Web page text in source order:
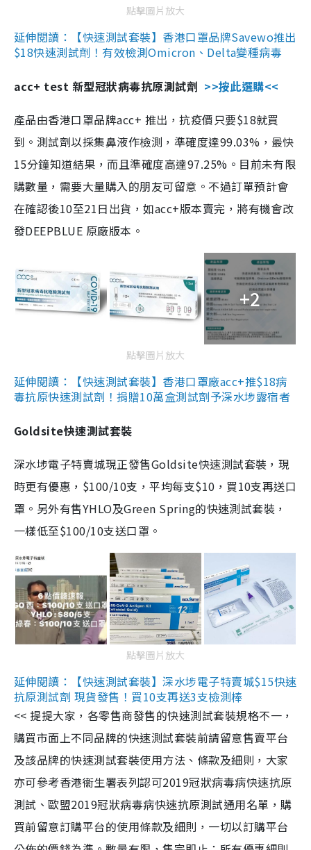
點擊圖片放大
延伸閱讀：【快速測試套裝】香港口罩品牌Savewo推出
$18快速測試劑！有效檢測Omicron、Delta變種病毒
acc+ test 新型冠狀病毒抗原測試劑 >>按此選購<<
產品由香港口罩品牌acc+ 推出，抗疫價只要$18就買
到。測試劑以採集鼻液作檢測，準確度達99.03%，最快
15分鐘知道結果，而且準確度高達97.25%。目前未有限
購數量，需要大量購入的朋友可留意。不過訂單預計會
在確認後10至21日出貨，如acc+版本賣完，將有機會改
發DEEPBLUE 原廠版本。
+2
點擊圖片放大
延伸閱讀：【快速測試套裝】香港口罩廠acc+推$18病
毒抗原快速測試劑！捐贈10萬盒測試劑予深水埗露宿者
Goldsite快速測試套裝
深水埗電子特賣城現正發售Goldsite快速測試套裝，現
時更有優惠，$100/10支，平均每支$10，買10支再送口
罩。另外有售YHLO及Green Spring的快速測試套裝，
一樣低至$100/10支送口罩。
點擊圖片放大
延伸閱讀：【快速測試套裝】深水埗電子特賣城$15快速
抗原測試劑 現貨發售！買10支再送3支檢測棒
<< 提提大家，各零售商發售的快速測試套裝規格不一，
購買市面上不同品牌的快速測試套裝前請留意售賣平台
及該品牌的快速測試套裝使用方法、條款及細則，大家
亦可參考香港衞生署表列認可2019冠狀病毒病快速抗原
測試、歐盟2019冠狀病毒病快速抗原測試通用名單，購
買前留意訂購平台的使用條款及細則，一切以訂購平台